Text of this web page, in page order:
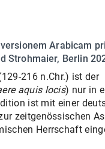
Arabicam
Strohmaier, Berlin
216 n.Chr.) ist der
aquis locis) nur in
ist mit einer
zeitgenössischen
Herrschaft